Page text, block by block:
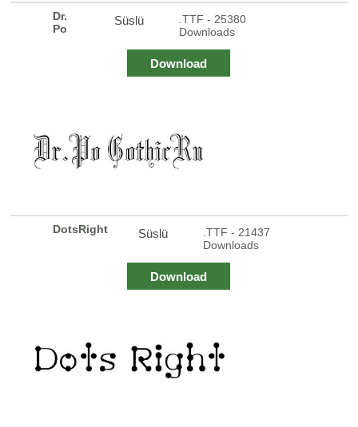
Dr.
Po
Süslü
.TTF - 25380
Downloads
Download
DotsRight Süslü
.TTF - 21437
Downloads
Download